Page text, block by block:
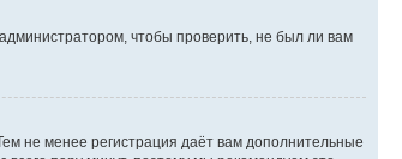
чтобы проверить, не был ли вам
не менее регистрация даёт вам дополнительные